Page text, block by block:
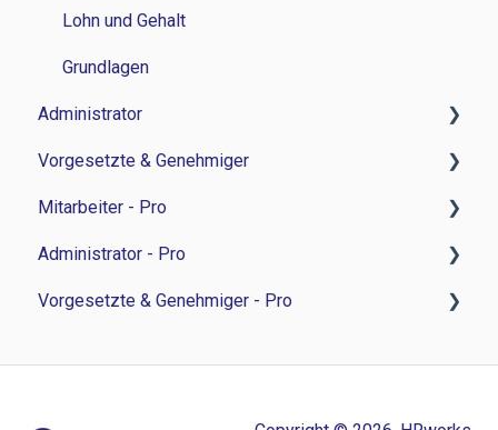
Lohn und Gehalt
Grundlagen
Administrator
Zeitwirtschaft
Reisemanagement
Personalverwaltung
Personalentwicklung
Vorgesetzte & Genehmiger
Zeitwirtschaft
Personalverwaltung
Bewerbermanagament
Mitarbeiter - Pro
Feedback-Sessions - Personalentwicklung
Ziele - Personalentwicklung
Administrator - Pro
Feedback-Session - Personalentwicklung
Vorgesetzte & Genehmiger - Pro